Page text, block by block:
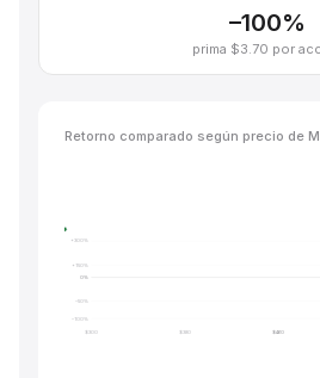
–100%
prima $3.70 por
Retorno comparado según precio de
+300%
+150%
0%
–50%
–100%
$300 $380 $460